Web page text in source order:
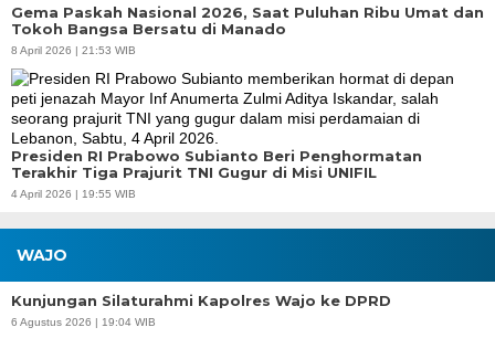
Gema Paskah Nasional 2026, Saat Puluhan Ribu Umat dan
Tokoh Bangsa Bersatu di Manado
8 April 2026 | 21:53 WIB
Presiden RI Prabowo Subianto Beri Penghormatan
Terakhir Tiga Prajurit TNI Gugur di Misi UNIFIL
4 April 2026 | 19:55 WIB
WAJO
Kunjungan Silaturahmi Kapolres Wajo ke DPRD
6 Agustus 2026 | 19:04 WIB